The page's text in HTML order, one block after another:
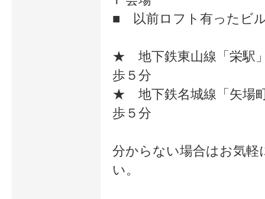
現在、アパレルメーカーに勤務。
カラーのイベントや講演を任され
ています♪社員教育も。大変です
が、好きな事なので、やりがいあ
って楽しいです。ママで産休中
又、職場復帰予定です♪
■ 以前ロフト有ったビ
★ 地下鉄東山線「栄
歩５分
★ 地下鉄名城線「矢場
歩５分
分からない場合はお気軽
い。